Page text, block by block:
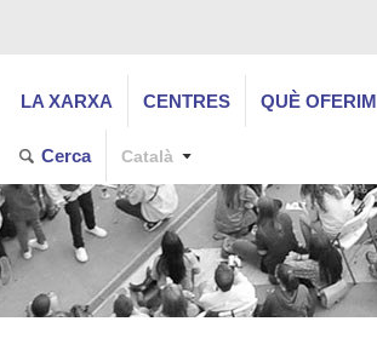
LA XARXA CENTRES QUÈ OFERIM
Cerca Català